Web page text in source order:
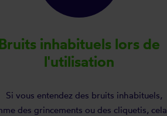
Bruits inhabituels lors de
l'utilisation
Si vous entendez des bruits inhabituels,
des grincements ou des cliquetis, cela